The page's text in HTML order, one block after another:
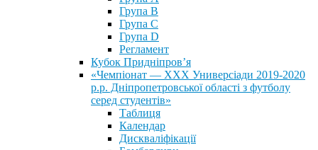
Група В
Група С
Група D
Регламент
Кубок Придніпров’я
«Чемпіонат — ХХХ Универсіади 2019-2020
р.р. Дніпропетровської області з футболу
серед студентів»
Таблиця
Календар
Дискваліфікації